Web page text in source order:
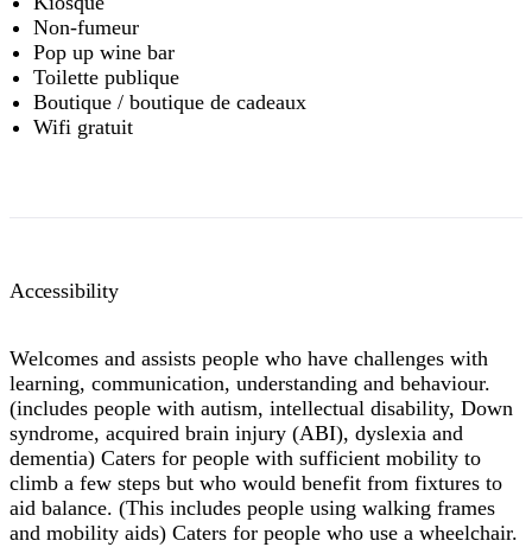
Non-fumeur
Pop up wine bar
Toilette publique
Boutique / boutique de cadeaux
Wifi gratuit
Accessibility
Welcomes and assists people who have challenges with
learning, communication, understanding and behaviour.
(includes people with autism, intellectual disability, Down
syndrome, acquired brain injury (ABI), dyslexia and
dementia) Caters for people with sufficient mobility to
climb a few steps but who would benefit from fixtures to
aid balance. (This includes people using walking frames
and mobility aids) Caters for people who use a wheelchair.